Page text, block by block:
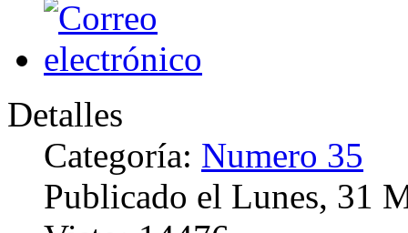
Detalles
Categoría: Numero 35
Publicado el Lunes, 31